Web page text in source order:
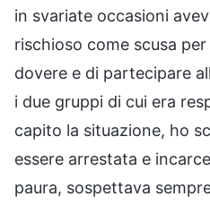
in svariate occasioni
rischioso come scusa
dovere e di partecipare
i due gruppi di cui era
capito la situazione, ho
essere arrestata e
paura, sospettava